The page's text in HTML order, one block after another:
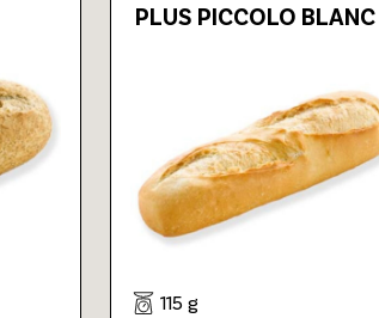
PLUS PICCOLO BLANC
115 g